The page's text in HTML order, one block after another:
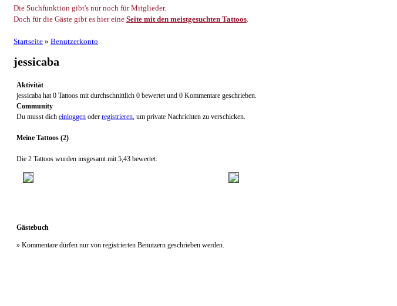
Die Suchfunktion gibt's nur noch für Mitglieder.
Doch für die Gäste gibt es hier eine Seite mit den meistgesuchten Tattoos.
Startseite » Benutzerkonto
jessicaba
Aktivität
jessicaba hat 0 Tattoos mit durchschnittlich 0 bewertet und 0 Kommentare geschrieben.
Community
Du musst dich einloggen oder registrieren, um private Nachrichten zu verschicken.
Meine Tattoos (2)
Die 2 Tattoos wurden insgesamt mit 5,43 bewertet.
Gästebuch
» Kommentare dürfen nur von registrierten Benutzern geschrieben werden.